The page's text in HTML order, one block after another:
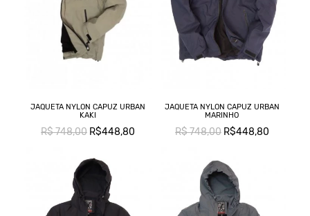
JAQUETA NYLON CAPUZ URBAN
KAKI
R$ 748,00R$448,80
JAQUETA NYLON CAPUZ URBAN
MARINHO
R$ 748,00R$448,80